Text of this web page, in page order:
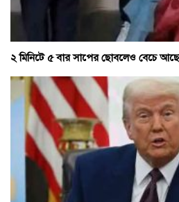
২ মিনিটে ৫ বার সাপের ছোবলেও বেচে